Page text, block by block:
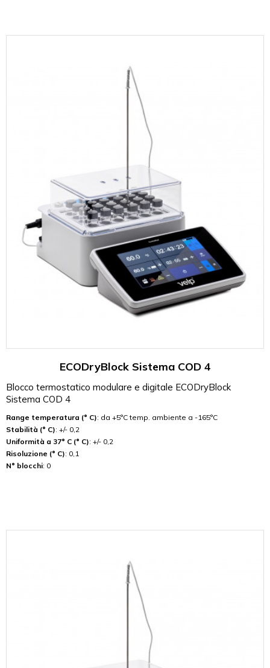
ECODryBlock Sistema COD 4
Blocco termostatico modulare e digitale ECODryBlock
Sistema COD 4
Range temperatura (° C): da +5°C temp. ambiente a -165°C
Stabilità (° C): +/- 0,2
Uniformità a 37° C (° C): +/- 0,2
Risoluzione (° C): 0,1
N° blocchi: 0